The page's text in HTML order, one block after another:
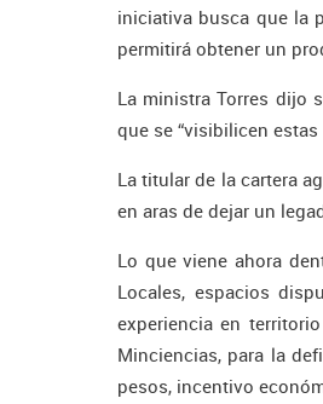
iniciativa busca que la
permitirá obtener un
La ministra Torres dijo
que se “visibilicen
La titular de la cartera
en aras de dejar un
Lo que viene ahora
Locales, espacios
experiencia en
Minciencias, para la
pesos, incentivo